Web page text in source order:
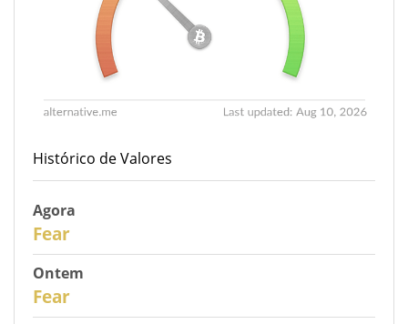
Histórico de Valores
Agora
Fear
Ontem
Fear